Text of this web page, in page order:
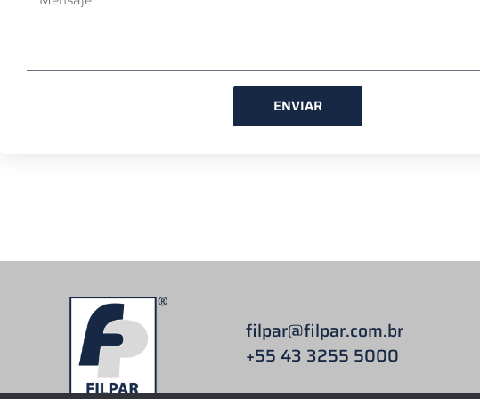
ENVIAR
filpar@filpar.com.br
+55 43 3255 5000